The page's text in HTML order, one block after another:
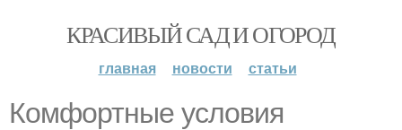
КРАСИВЫЙ САД И ОГОРОД
главная новости статьи
Комфортные условия